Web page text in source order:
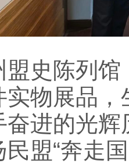
陈列馆
实物展品
奋进的光
民盟“奔走